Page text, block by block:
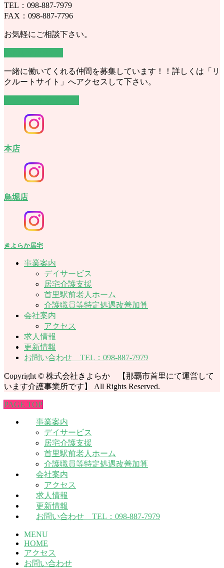
TEL：098-887-7979
FAX：098-887-7796
お気軽にご相談下さい。
一緒に働いてくれる仲間を募集しています！！詳しくは「リ
クルートサイト」へアクセスして下さい。
本店
鳥堀店
きよらか居宅
事業案内
デイサービス
居宅介護支援
首里駅前老人ホーム
介護職員等特定処遇改善加算
会社案内
アクセス
求人情報
更新情報
お問い合わせ TEL：098-887-7979
Copyright © 株式会社きよらか 【那覇市首里にて運営して
います介護事業所です】 All Rights Reserved.
PAGE TOP
事業案内
デイサービス
居宅介護支援
首里駅前老人ホーム
介護職員等特定処遇改善加算
会社案内
アクセス
求人情報
更新情報
お問い合わせ TEL：098-887-7979
MENU
HOME
アクセス
お問い合わせ